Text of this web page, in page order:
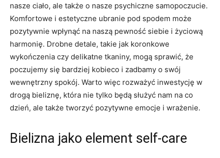
nasze⁤ ciało, ale także o nasze psychiczne samopoczucie.⁣
Komfortowe i‌ estetyczne ubranie ‍pod spodem może⁢
pozytywnie wpłynąć ⁢na naszą⁢ pewność siebie ​i życiową
harmonię. Drobne detale, takie jak ⁢koronkowe
wykończenia⁤ czy delikatne tkaniny,⁤ mogą⁢ sprawić, że
‍poczujemy się bardziej⁤ kobieco i zadbamy‌ o swój
wewnętrzny⁤ spokój. Warto więc rozważyć inwestycję w
⁣drogą bieliznę, która nie tylko będą służyć nam na co
dzień, ⁣ale także⁢ tworzyć pozytywne emocje i wrażenie.
Bielizna jako ‌element self-care